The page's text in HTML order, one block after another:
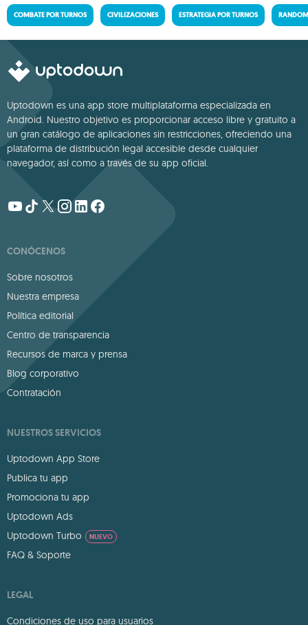
COMBATE POR TURNOS CIVILIZACIONES ESTRATEGIA POR TURNOS RANDOM
Uptodown es una app store multiplataforma especializada en
Android. Nuestro objetivo es proporcionar acceso libre y gratuito a
un gran catálogo de aplicaciones sin restricciones, ofreciendo una
plataforma de distribución legal accesible desde cualquier
navegador, así como a través de su app oficial.
CONÓCENOS
Sobre nosotros
Nuestra empresa
Política editorial
Centro de transparencia
Recursos de marca y prensa
Blog corporativo
Contratación
NUESTROS SERVICIOS
Uptodown App Store
Publica tu app
Promociona tu app
Uptodown Ads
Uptodown Turbo
NUEVO
FAQ & Soporte
LEGAL
Condiciones de uso para usuarios